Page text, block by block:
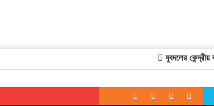
যুবদলের কেন্দ্রীয়